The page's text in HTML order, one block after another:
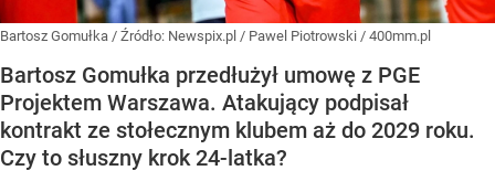
Bartosz Gomułka / Źródło: Newspix.pl / Pawel Piotrowski / 400mm.pl
Bartosz Gomułka przedłużył umowę z PGE
Projektem Warszawa. Atakujący podpisał
kontrakt ze stołecznym klubem aż do 2029 roku.
Czy to słuszny krok 24-latka?